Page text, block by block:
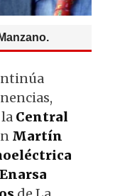
Central
Martín
Enarsa